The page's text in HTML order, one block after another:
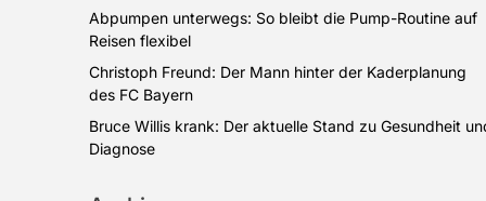
Abpumpen unterwegs: So bleibt die Pump-Routine auf
Reisen flexibel
Christoph Freund: Der Mann hinter der Kaderplanung
des FC Bayern
Bruce Willis krank: Der aktuelle Stand zu Gesundheit
Diagnose